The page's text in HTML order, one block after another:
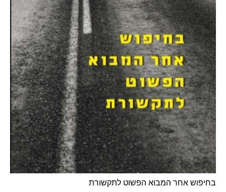
בחיפוש אחר המבוא הפשוט לתקשורת